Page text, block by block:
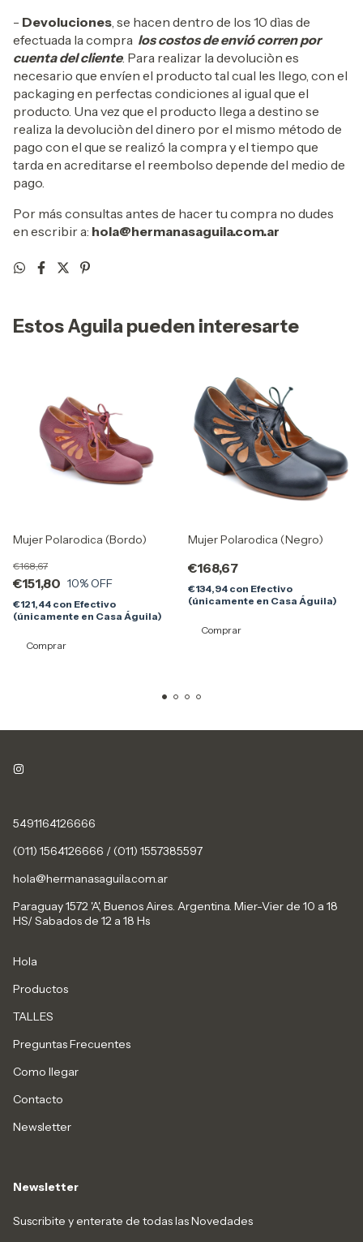
- Devoluciones , se hacen dentro de los 10 dìas de
efectuada la compra los costos de envió corren por
cuenta del cliente. Para realizar la devoluciòn es
necesario que envíen el producto tal cual les llego, con el
packaging en perfectas condiciones al igual que el
producto. Una vez que el producto llega a destino se
realiza la devoluciòn del dinero por el mismo método de
pago con el que se realizó la compra y el tiempo que
tarda en acreditarse el reembolso depende del medio de
pago.
Por más consultas antes de hacer tu compra no dudes
en escribir a: hola@hermanasaguila.com.ar
Estos Aguila pueden interesarte
Mujer Polarodica (Bordo)
€151,80
€168,67
10% OFF
€121,44 con Efectivo
(únicamente en Casa Águila)
Comprar
Mujer Polarodica (Negro)
€168,67
€134,94 con Efectivo
(únicamente en Casa Águila)
Comprar
5491164126666
(011) 1564126666 / (011) 1557385597
hola@hermanasaguila.com.ar
Paraguay 1572 'A', Buenos Aires. Argentina. Mier-Vier de 10 a 18
HS/ Sabados de 12 a 18 Hs
Hola
Productos
TALLES
Preguntas Frecuentes
Como llegar
Contacto
Newsletter
Newsletter
Suscribite y enterate de todas las Novedades